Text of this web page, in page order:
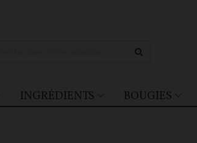
INGRÉDIENTS BOUGIES